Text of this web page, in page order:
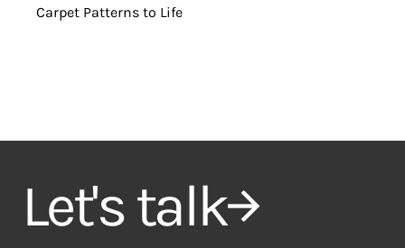
Carpet Patterns to Life
Let's talk